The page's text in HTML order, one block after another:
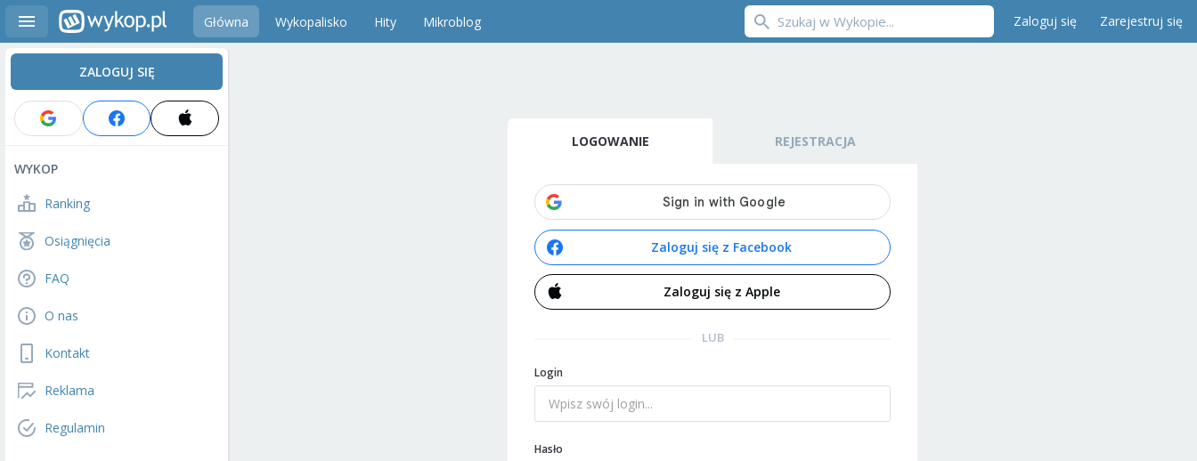
Główna Wykopalisko Hity Mikroblog Zaloguj się Zarejestruj się
ZALOGUJ SIĘ
WYKOP
Ranking
Osiągnięcia
FAQ
O nas
Kontakt
Reklama
Regulamin
LOGOWANIE REJESTRACJA
Zaloguj się z Facebook
Zaloguj się z Apple
LUB
Login
Hasło